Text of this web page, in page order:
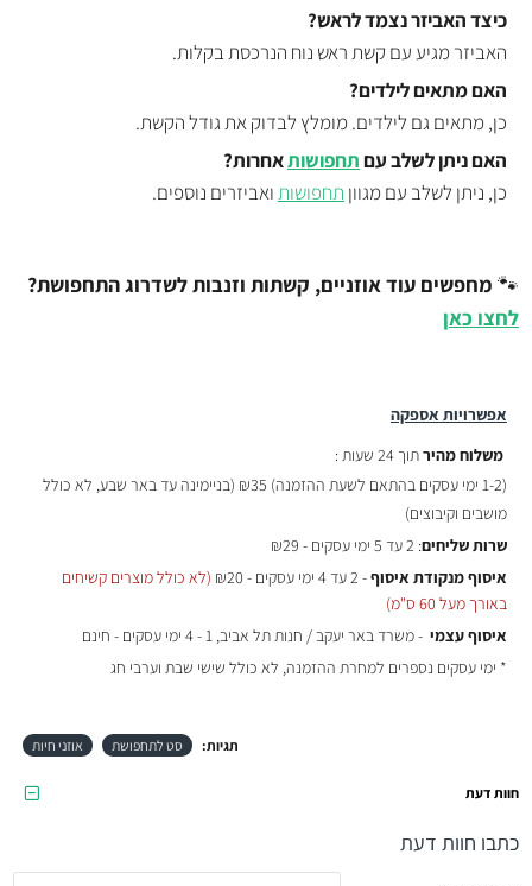
אפשרויות אספקה
משלוח מהירתוך 24 שעות :
(1-2 ימי עסקים בהתאם לשעת ההזמנה)
₪35 (בניימינה עד באר שבע, לא כולל
מושבים וקיבוצים)
שרות שליחים: 2 עד 5 ימי עסקים - ₪29
איסוף מנקודת איסוף- 2 עד 4 ימי עסקים - ₪20
(לא כולל מוצרים קשיחים
באורך מעל 60 ס"מ)
איסוף עצמי - משרד באר יעקב / חנות תל אביב, 1 - 4 ימי עסקים - חינם
* ימי עסקים נספרים למחרת ההזמנה, לא כולל שישי שבת וערבי חג
🐾 מחפשים עוד אוזניים, קשתות וזנבות לשדרוג התחפושת?
לחצו כאן
כיצד האביזר נצמד לראש?
האביזר מגיע עם קשת ראש נוח הנרכסת בקלות.
האם מתאים לילדים?
כן, מתאים גם לילדים. מומלץ לבדוק את גודל הקשת.
האם ניתן לשלב עםתחפושותאחרות?
כן, ניתן לשלב עם מגוון תחפושותואביזרים נוספים.
תגיות: סט לתחפושת אוזני חיות
חוות דעת
כתבו חוות דעת